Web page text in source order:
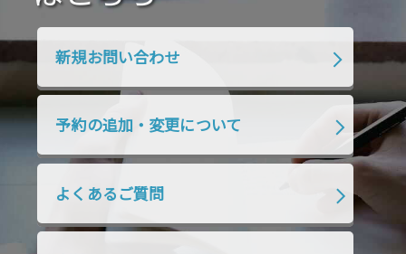
2019年10月 2019年9月
2018年7月 2018年6月
2018年4月 2018年3月 2018年2月
新規お問い合わせ
予約の追加・変更について
よくあるご質問